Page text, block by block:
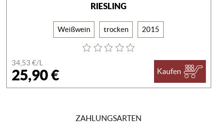
RIESLING
Weißwein trocken 2015
34,53 €/L
25,90 € Kaufen
ZAHLUNGSARTEN